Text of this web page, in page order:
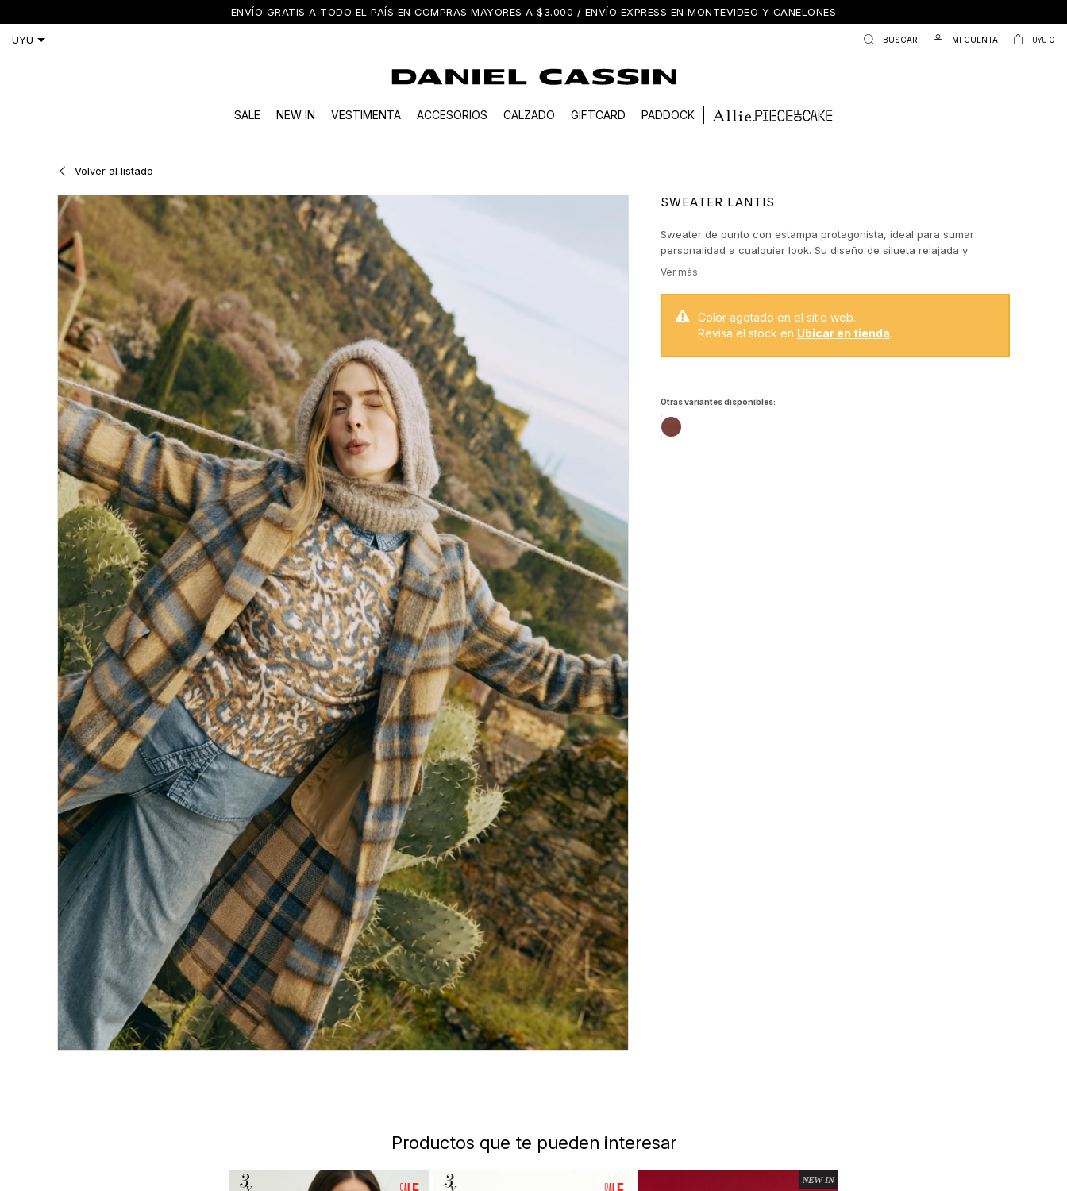
ENVÍO GRATIS A TODO EL PAÍS EN COMPRAS MAYORES A $3.000 / ENVÍO EXPRESS EN MONTEVIDEO Y CANELONES
SALE NEW IN VESTIMENTA ACCESORIOS CALZADO GIFTCARD PADDOCK
UYU 0
Volver al listado
SWEATER LANTIS
Sweater de punto con estampa protagonista, ideal para sumar
personalidad a cualquier look. Su diseño de silueta relajada y
mangas levemente amplias aporta comodidad, mientras que el cuello
Perfecto para usar solo o en capas con camisas, logrando un mix
entre lo clásico y lo en tendencia.
Color agotado en el sitio web.
Revisa el stock en Ubicar en tienda.
Otras variantes disponibles:
Productos que te pueden interesar